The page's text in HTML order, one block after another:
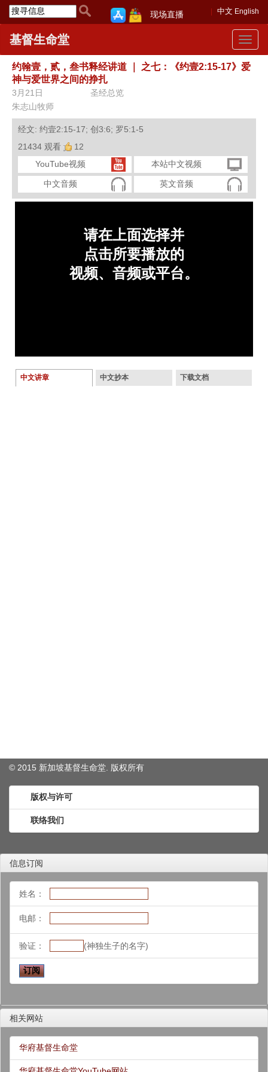
中文 English
现场直播
Toggle
基督生命堂
约翰壹，贰，叁书释经讲道
之七：《约壹2:15-17》爱
神与爱世界之间的挣扎
3月21日
圣经总览
朱志山牧师
经文: 约壹2:15-17; 创3:6; 罗5:1-5
21434 观看
12
YouTube视频
本站中文视频
中文音频 英文音频
中文讲章 中文抄本 下载文档
© 2015 新加坡基督生命堂. 版权所有
版权与许可
联络我们
信息订阅
姓名：
电邮：
验证： (神独生子的名字)
相关网站
华府基督生命堂